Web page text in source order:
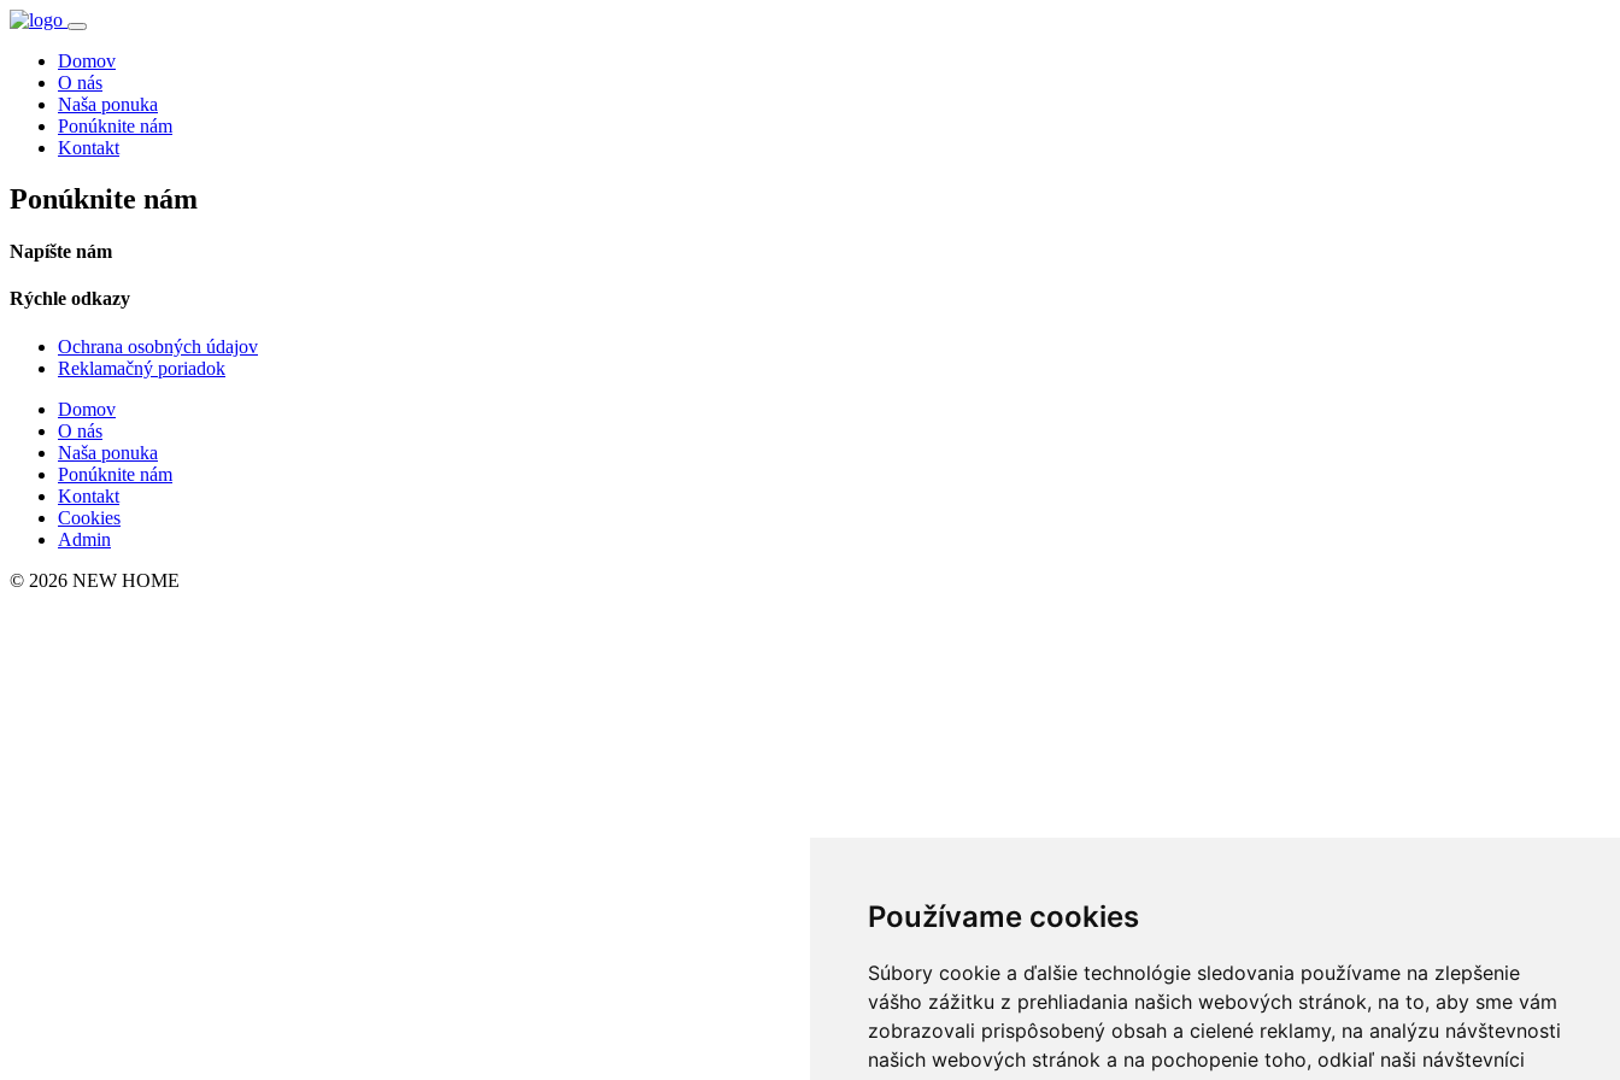
Používame cookies
Súbory cookie a ďalšie technológie sledovania používame na zlepšenie
vášho zážitku z prehliadania našich webových stránok, na to, aby sme vám
zobrazovali prispôsobený obsah a cielené reklamy, na analýzu návštevnosti
našich webových stránok a na pochopenie toho, odkiaľ naši návštevníci
Domov
O nás
Naša ponuka
Ponúknite nám
Kontakt
Ponúknite nám
Napíšte nám
Rýchle odkazy
Ochrana osobných údajov
Reklamačný poriadok
Domov
O nás
Naša ponuka
Ponúknite nám
Kontakt
Cookies
Admin
© 2026 NEW HOME